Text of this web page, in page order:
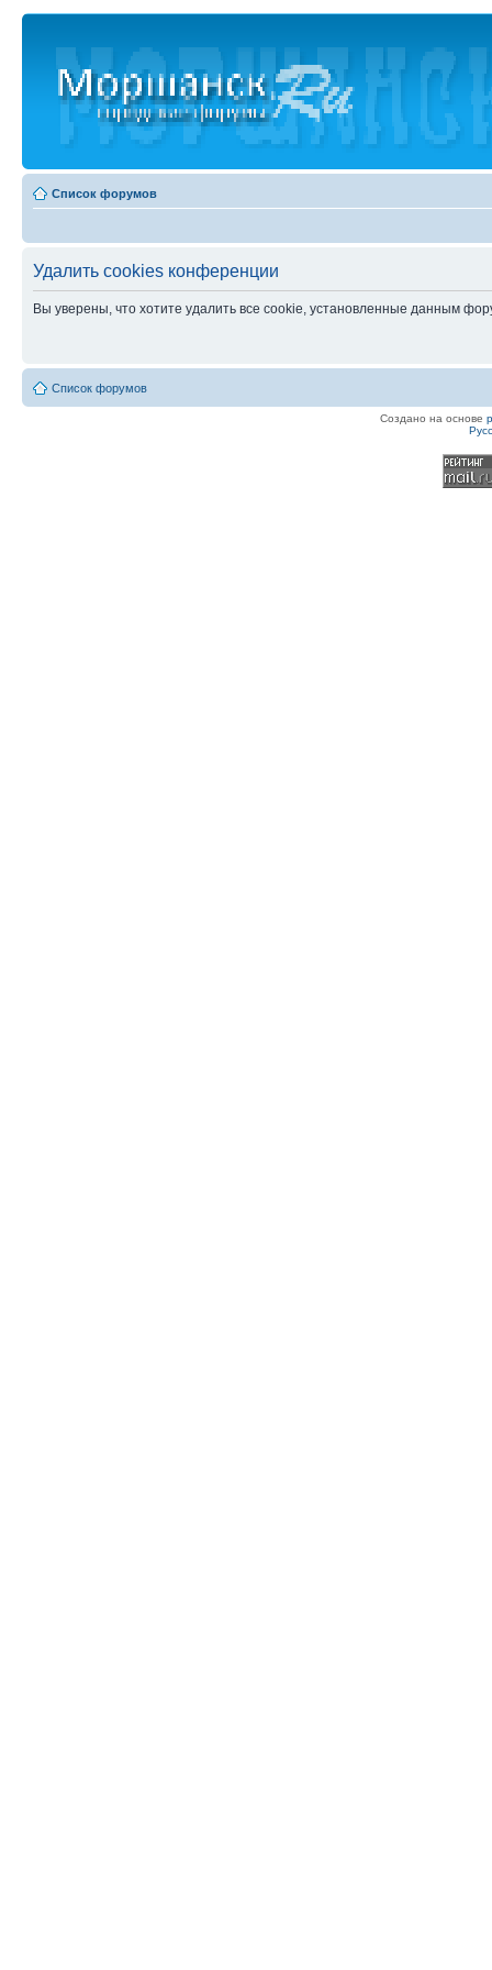
Список форумов
Удалить cookies конференции
Вы уверены, что хотите удалить все cookie, установленные данным
Список форумов
Создано на основе